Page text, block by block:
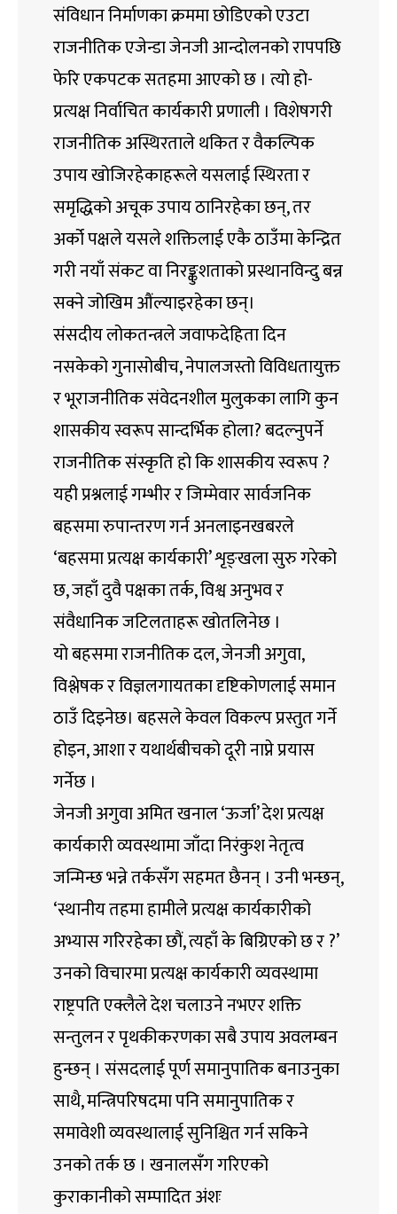
संविधान निर्माणका क्रममा छोडिएको एउटा
राजनीतिक एजेन्डा जेनजी आन्दोलनको रापपछि
फेरि एकपटक सतहमा आएको छ । त्यो हो-
प्रत्यक्ष निर्वाचित कार्यकारी प्रणाली । विशेषगरी
राजनीतिक अस्थिरताले थकित र वैकल्पिक
उपाय खोजिरहेकाहरूले यसलाई स्थिरता र
समृद्धिको अचूक उपाय ठानिरहेका छन्, तर
अर्को पक्षले यसले शक्तिलाई एकै ठाउँमा केन्द्रित
गरी नयाँ संकट वा निरङ्कुशताको प्रस्थानविन्दु बन्न
सक्ने जोखिम औंल्याइरहेका छन्।
संसदीय लोकतन्त्रले जवाफदेहिता दिन
नसकेको गुनासोबीच, नेपालजस्तो विविधतायुक्त
र भूराजनीतिक संवेदनशील मुलुकका लागि कुन
शासकीय स्वरूप सान्दर्भिक होला? बदल्नुपर्ने
राजनीतिक संस्कृति हो कि शासकीय स्वरूप ?
यही प्रश्नलाई गम्भीर र जिम्मेवार सार्वजनिक
बहसमा रुपान्तरण गर्न अनलाइनखबरले
‘बहसमा प्रत्यक्ष कार्यकारी’ शृङ्खला सुरु गरेको
छ, जहाँ दुवै पक्षका तर्क, विश्व अनुभव र
संवैधानिक जटिलताहरू खोतलिनेछ ।
यो बहसमा राजनीतिक दल, जेनजी अगुवा,
विश्लेषक र विज्ञलगायतका दृष्टिकोणलाई समान
ठाउँ दिइनेछ। बहसले केवल विकल्प प्रस्तुत गर्ने
होइन, आशा र यथार्थबीचको दूरी नाप्ने प्रयास
गर्नेछ ।
जेनजी अगुवा अमित खनाल ‘ऊर्जा’ देश प्रत्यक्ष
कार्यकारी व्यवस्थामा जाँदा निरंकुश नेतृत्व
जन्मिन्छ भन्ने तर्कसँग सहमत छैनन् । उनी भन्छन्,
‘स्थानीय तहमा हामीले प्रत्यक्ष कार्यकारीको
अभ्यास गरिरहेका छौं, त्यहाँ के बिग्रिएको छ र ?’
उनको विचारमा प्रत्यक्ष कार्यकारी व्यवस्थामा
राष्ट्रपति एक्लैले देश चलाउने नभएर शक्ति
सन्तुलन र पृथकीकरणका सबै उपाय अवलम्बन
हुन्छन् । संसदलाई पूर्ण समानुपातिक बनाउनुका
साथै, मन्त्रिपरिषदमा पनि समानुपातिक र
समावेशी व्यवस्थालाई सुनिश्चित गर्न सकिने
उनको तर्क छ । खनालसँग गरिएको
कुराकानीको सम्पादित अंशः